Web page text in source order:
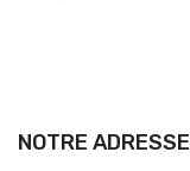
NOTRE ADRESSE